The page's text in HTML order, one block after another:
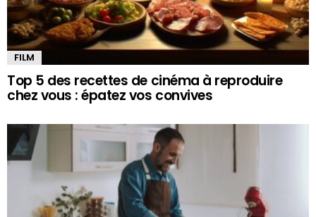
FILM
Top 5 des recettes de cinéma à reproduire
chez vous : épatez vos convives